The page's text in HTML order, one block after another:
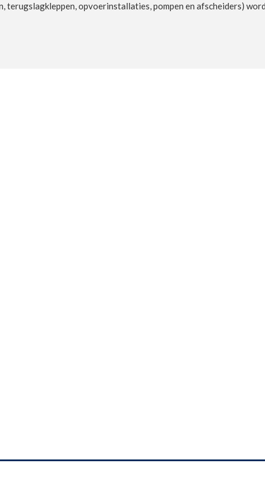
opvoerinstallaties, pompen en afscheiders)